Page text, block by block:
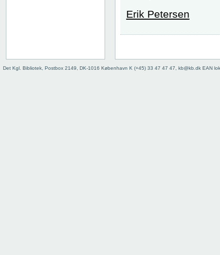
Erik Petersen
Det Kgl. Bibliotek, Postbox 2149, DK-1016 København K (+45) 33 47 47 47, kb@kb.dk EAN